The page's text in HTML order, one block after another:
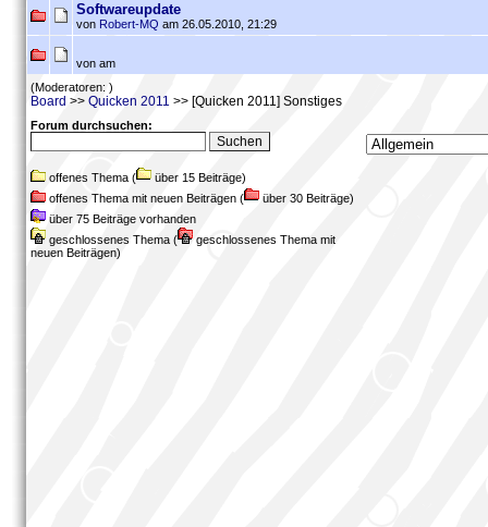
Softwareupdate
von Robert-MQ am 26.05.2010, 21:29
von am
(Moderatoren: )
Board >> Quicken 2011 >> [Quicken 2011] Sonstiges
Forum durchsuchen:
offenes Thema (
über 15 Beiträge)
offenes Thema mit neuen Beiträgen (
über 30 Beiträge)
über 75 Beiträge vorhanden
geschlossenes Thema (
geschlossenes Thema mit
neuen Beiträgen)